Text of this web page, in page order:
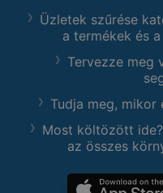
Üzletek szűrése
a termékek és
Tervezze meg
Tudja meg, mikor
Most költözött
az összes